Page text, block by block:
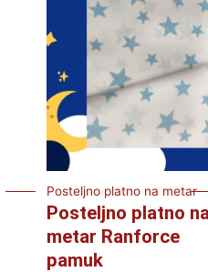
Posteljno platno na metar
Posteljno platno
metar Ranforce
pamuk